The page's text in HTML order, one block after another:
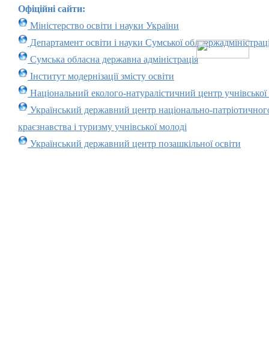
Офіційні сайти:
Міністерство освіти і науки України
Департамент освіти і науки Сумської
Сумська обласна державна адміністрація
Інститут модернізації змісту освіти
Національний еколого-натуралістичний центр учнівської
Український державний центр національно-
краєзнавства і туризму учнівської молоді
Український державний центр позашкільної освіти